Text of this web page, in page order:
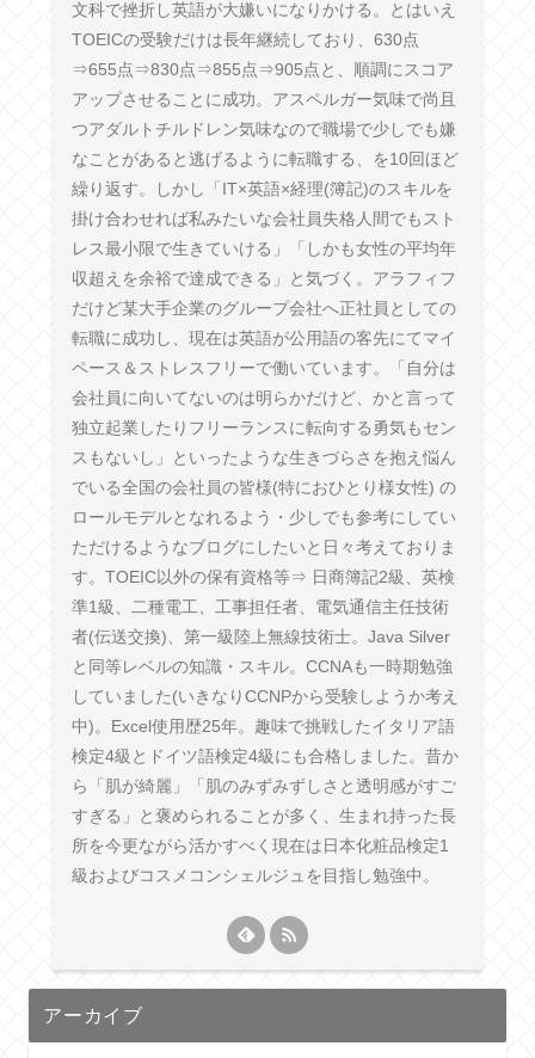
文科で挫折し英語が大嫌いになりかける。とはいえ
TOEICの受験だけは長年継続しており、630点
⇒655点⇒830点⇒855点⇒905点と、順調にスコア
アップさせることに成功。アスペルガー気味で尚且
つアダルトチルドレン気味なので職場で少しでも嫌
なことがあると逃げるように転職する、を10回ほど
繰り返す。しかし「IT×英語×経理(簿記)のスキルを
掛け合わせれば私みたいな会社員失格人間でもスト
レス最小限で生きていける」「しかも女性の平均年
収超えを余裕で達成できる」と気づく。アラフィフ
だけど某大手企業のグループ会社へ正社員としての
転職に成功し、現在は英語が公用語の客先にてマイ
ペース＆ストレスフリーで働いています。「自分は
会社員に向いてないのは明らかだけど、かと言って
独立起業したりフリーランスに転向する勇気もセン
スもないし」といったような生きづらさを抱え悩ん
でいる全国の会社員の皆様(特におひとり様女性) の
ロールモデルとなれるよう・少しでも参考にしてい
ただけるようなブログにしたいと日々考えておりま
す。TOEIC以外の保有資格等⇒ 日商簿記2級、英検
準1級、二種電工、工事担任者、電気通信主任技術
者(伝送交換)、第一級陸上無線技術士。Java Silver
と同等レベルの知識・スキル。CCNAも一時期勉強
していました(いきなりCCNPから受験しようか考え
中)。Excel使用歴25年。趣味で挑戦したイタリア語
検定4級とドイツ語検定4級にも合格しました。昔か
ら「肌が綺麗」「肌のみずみずしさと透明感がすご
すぎる」と褒められることが多く、生まれ持った長
所を今更ながら活かすべく現在は日本化粧品検定1
級およびコスメコンシェルジュを目指し勉強中。
アーカイブ